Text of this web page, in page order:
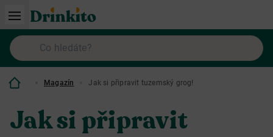
Magazín Jak si připravit tuzemský grog!
Jak si připravit